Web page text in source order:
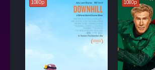
1080p 1080p